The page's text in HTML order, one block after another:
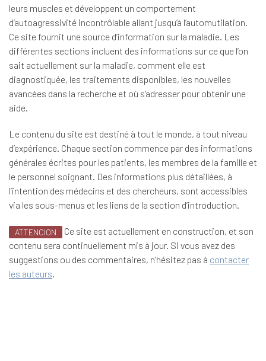
leurs muscles et développent un comportement
d’autoagressivité incontrôlable allant jusqu’à l’automutilation.
Ce site fournit une source d’information sur la maladie. Les
différentes sections incluent des informations sur ce que l’on
sait actuellement sur la maladie, comment elle est
diagnostiquée, les traitements disponibles, les nouvelles
avancées dans la recherche et où s’adresser pour obtenir une
aide.
Le contenu du site est destiné à tout le monde, à tout niveau
d’expérience. Chaque section commence par des informations
générales écrites pour les patients, les membres de la famille et
le personnel soignant. Des informations plus détaillées, à
l’intention des médecins et des chercheurs, sont accessibles
via les sous-menus et les liens de la section d’introduction.
ATTENCION
Ce site est actuellement en construction, et son
contenu sera continuellement mis à jour. Si vous avez des
suggestions ou des commentaires, n’hésitez pas à contacter
les auteurs.